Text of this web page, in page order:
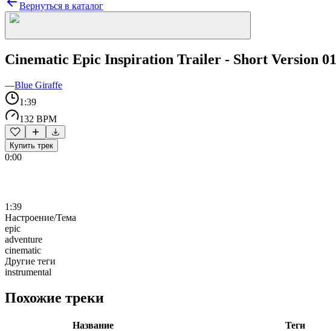
Вернуться в каталог
Cinematic Epic Inspiration Trailer - Short Version 01
—Blue Giraffe
1:39
132 BPM
Купить трек
0:00
1:39
Настроение/Тема
epic
adventure
cinematic
Другие теги
instrumental
Похожие треки
Название Теги